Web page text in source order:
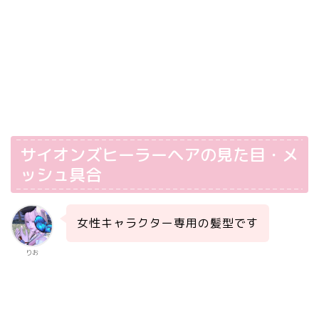
サイオンズヒーラーヘアの見た目・メ
ッシュ具合
りお
女性キャラクター専用の髪型です